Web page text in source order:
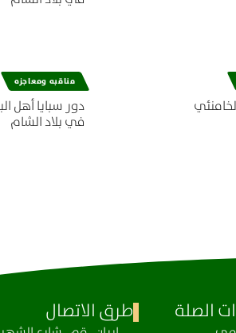
مناقبه ومعاجزه
دور سبايا أهل
في بلاد الشام
الصلة طرق الاتصال